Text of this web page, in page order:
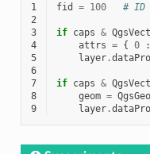
1 fid = 100
# ID
2
3
if caps &
4
attrs = { 0 :
5
layer.
6
7
if caps &
8
geom =
9
layer.